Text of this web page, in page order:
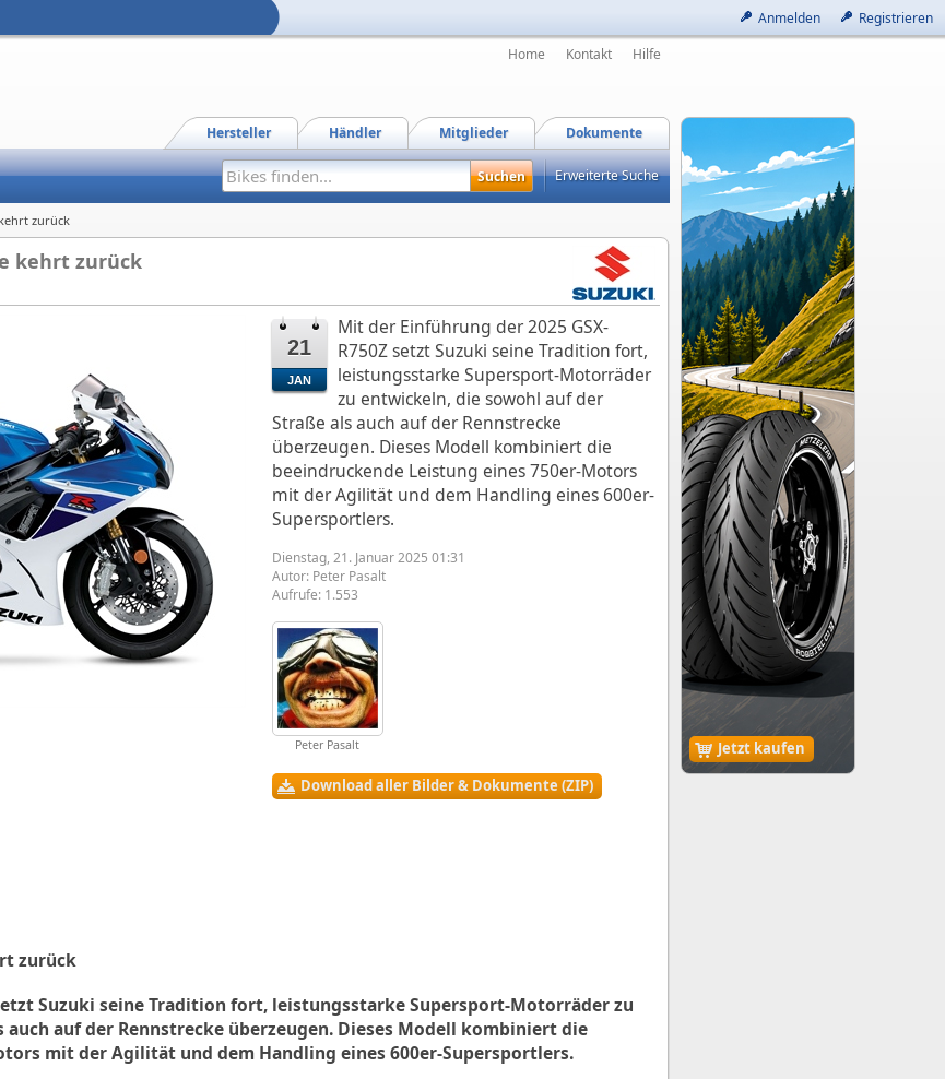
Anmelden Registrieren
Jetzt kaufen
Home Kontakt Hilfe
Dokumente
Mitglieder
Händler
Hersteller
Erweiterte Suche
zurück
kehrt zurück
21
JAN
Mit der Einführung der 2025 GSX-
R750Z setzt Suzuki seine Tradition fort,
leistungsstarke Supersport-Motorräder
zu entwickeln, die sowohl auf der
Straße als auch auf der Rennstrecke
überzeugen. Dieses Modell kombiniert die
beeindruckende Leistung eines 750er-Motors
mit der Agilität und dem Handling eines 600er-
Supersportlers.
Dienstag, 21. Januar 2025 01:31
Autor: Peter Pasalt
Aufrufe: 1.553
Peter Pasalt
Download aller Bilder & Dokumente (ZIP)
zurück
Suzuki seine Tradition fort, leistungsstarke Supersport-Motorräder zu
auf der Rennstrecke überzeugen. Dieses Modell kombiniert die
mit der Agilität und dem Handling eines 600er-Supersportlers.